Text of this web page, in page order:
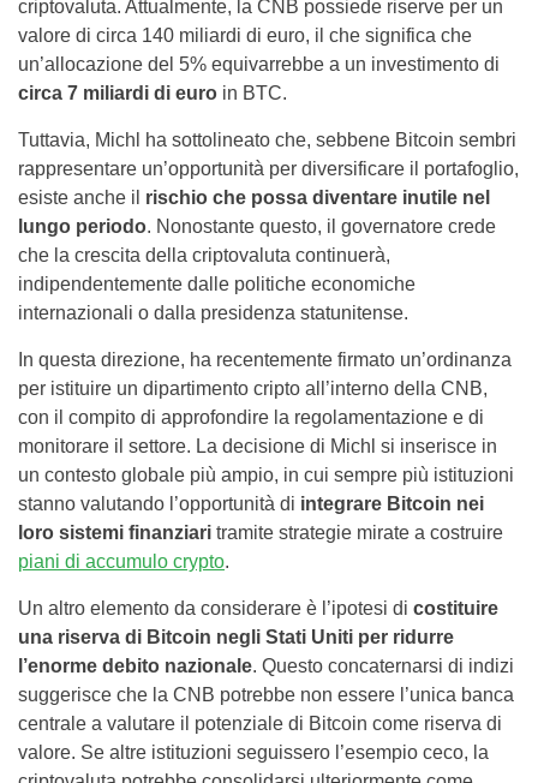
criptovaluta. Attualmente, la CNB possiede riserve per un
valore di circa 140 miliardi di euro, il che significa che
un’allocazione del 5% equivarrebbe a un investimento di
circa 7 miliardi di euro in BTC.
Tuttavia, Michl ha sottolineato che, sebbene Bitcoin sembri
rappresentare un’opportunità per diversificare il portafoglio,
esiste anche il rischio che possa diventare inutile nel
lungo periodo. Nonostante questo, il governatore crede
che la crescita della criptovaluta continuerà,
indipendentemente dalle politiche economiche
internazionali o dalla presidenza statunitense.
In questa direzione, ha recentemente firmato un’ordinanza
per istituire un dipartimento cripto all’interno della CNB,
con il compito di approfondire la regolamentazione e di
monitorare il settore. La decisione di Michl si inserisce in
un contesto globale più ampio, in cui sempre più istituzioni
stanno valutando l’opportunità di integrare Bitcoin nei
loro sistemi finanziari tramite strategie mirate a costruire
piani di accumulo crypto.
Un altro elemento da considerare è l’ipotesi di costituire
una riserva di Bitcoin negli Stati Uniti per ridurre
l’enorme debito nazionale. Questo concaternarsi di indizi
suggerisce che la CNB potrebbe non essere l’unica banca
centrale a valutare il potenziale di Bitcoin come riserva di
valore. Se altre istituzioni seguissero l’esempio ceco, la